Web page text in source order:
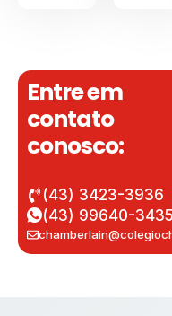
Entre em
contato
conosco:
(43) 3423-3936
(43) 99640-3435